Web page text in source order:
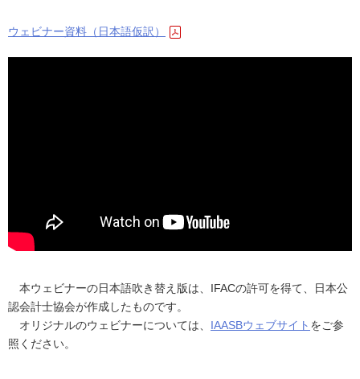
ウェビナー資料（日本語仮訳）
本ウェビナーの日本語吹き替え版は、IFACの許可を得て、日本公
認会計士協会が作成したものです。
オリジナルのウェビナーについては、 IAASBウェブサイト をご参
照ください。